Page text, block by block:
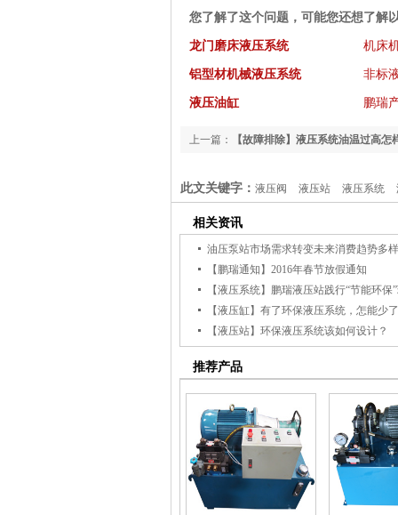
您了解了这个问题，可能您还想了解
龙门磨床液压系统 机床
铝型材机械液压系统 非标
液压油缸 鹏瑞
上一篇： 【故障排除】液压系统油温过高怎
此文关键字： 液压阀 液压站 液压系统
相关资讯
油压泵站市场需求转变未来消费趋势多
【鹏瑞通知】2016年春节放假通知
【液压系统】鹏瑞液压站践行“节能环保
【液压站】环保液压系统该如何设计？
推荐产品